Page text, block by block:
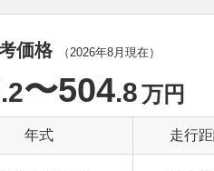
価格 （2026年8月 現在）
.2〜504.8万円
年式 走行